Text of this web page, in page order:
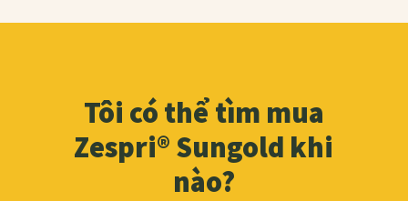
Tôi có thể tìm mua
Zespri® Sungold khi
nào?